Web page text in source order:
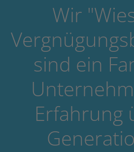
Wir
sind ein
Erfahrung